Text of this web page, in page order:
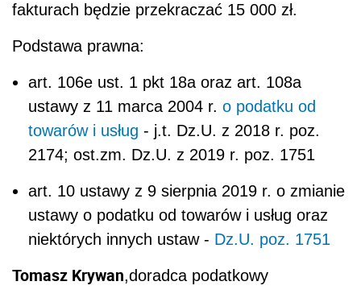
fakturach będzie przekraczać 15 000 zł.
Podstawa prawna:
art. 106e ust. 1 pkt 18a oraz art. 108a
ustawy z 11 marca 2004 r. o podatku od
towarów i usług - j.t. Dz.U. z 2018 r. poz.
2174; ost.zm. Dz.U. z 2019 r. poz. 1751
art. 10 ustawy z 9 sierpnia 2019 r. o zmianie
ustawy o podatku od towarów i usług oraz
niektórych innych ustaw - Dz.U. poz. 1751
Tomasz Krywan,doradca podatkowy